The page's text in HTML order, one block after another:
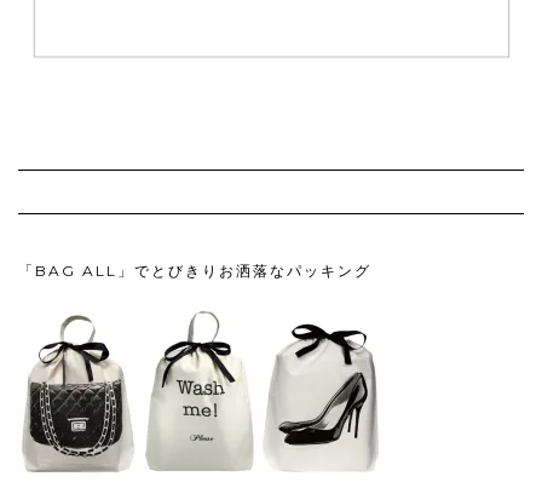
「BAG ALL」でとびきりお洒落なパッキング